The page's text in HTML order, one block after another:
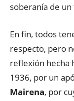
soberanía de
En fin, todos
respecto, pero
reflexión hecha
1936, por un
Mairena, por